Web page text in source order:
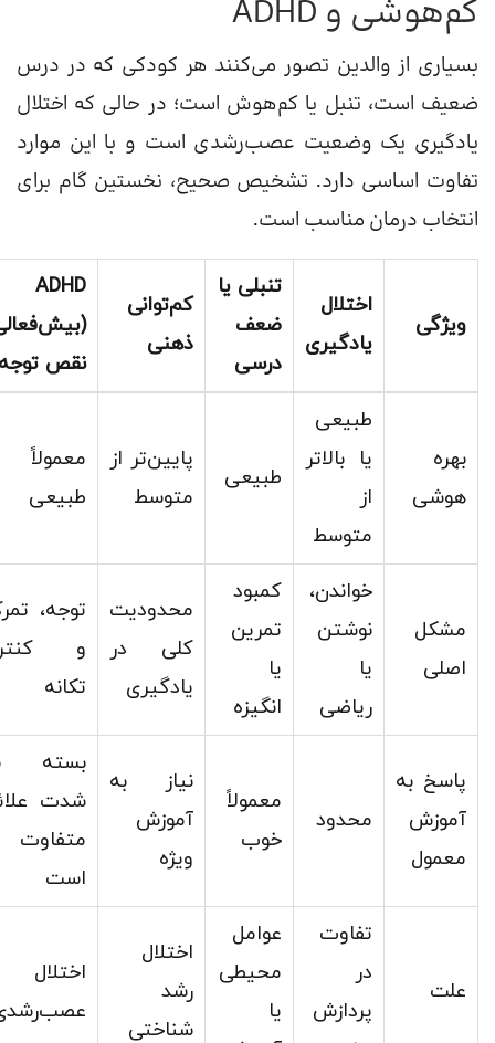
کم‌هوشی و ADHD
بسیاری از والدین تصور می‌کنند هر کودکی که در درس
ضعیف است، تنبل یا کم‌هوش است؛ در حالی که اختلال
یادگیری یک وضعیت عصب‌رشدی است و با این موارد
تفاوت اساسی دارد. تشخیص صحیح، نخستین گام برای
انتخاب درمان مناسب است.
ویژگی
اختلال
یادگیری
تنبلی یا
ضعف
درسی
کم‌توانی
ذهنی
ADHD
نقص
بهره
هوشی
طبیعی
یا بالاتر
از
متوسط
طبیعی
پایین‌تر از
متوسط
معمولاً
طبیعی
مشکل
اصلی
خواندن،
نوشتن
یا
ریاضی
کمبود
تمرین
یا
انگیزه
محدودیت
کلی در
یادگیری
توجه،
و
تکانه
پاسخ به
آموزش
معمول
محدود
معمولاً
خوب
نیاز به
آموزش
ویژه
بسته
شدت
متفاوت
است
علت
تفاوت
در
پردازش
عوامل
محیطی
یا
اختلال
رشد
شناختی
اختلال